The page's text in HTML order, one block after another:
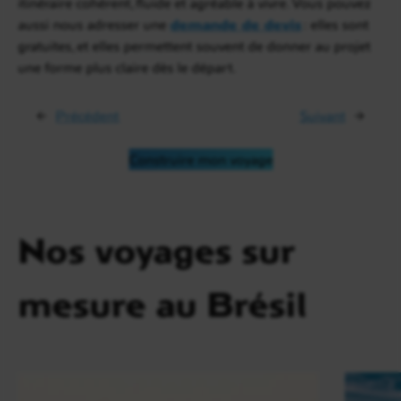
aussi nous adresser une demande de devis : elles sont
gratuites, et elles permettent souvent de donner au projet
une forme plus claire dès le départ.
← Suivant →
Construire mon voyage
Nos voyages sur
mesure au Brésil